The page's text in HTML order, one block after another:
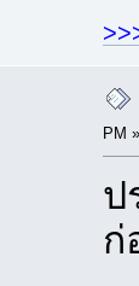
PM »
ป
ก่